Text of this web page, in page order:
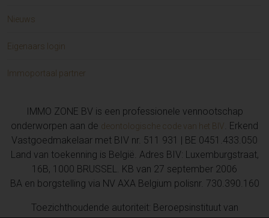
Nieuws
Eigenaars login
Immoportaal partner
IMMO ZONE BV is een professionele vennootschap
onderworpen aan de deontologische code van het BIV. Erkend
Vastgoedmakelaar met BIV nr. 511 931 | BE 0451.433.050
Land van toekenning is België. Adres BIV: Luxemburgstraat,
16B, 1000 BRUSSEL. KB van 27 september 2006
BA en borgstelling via NV AXA Belgium polisnr. 730.390.160
Toezichthoudende autoriteit: Beroepsinstituut van